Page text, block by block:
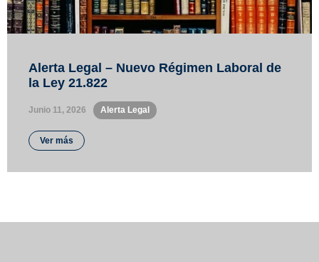
Alerta Legal – Nuevo Régimen Laboral de
la Ley 21.822
Junio 11, 2026 Alerta Legal
Ver más